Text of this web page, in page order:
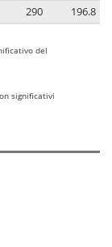
290 196.8
del
significativi